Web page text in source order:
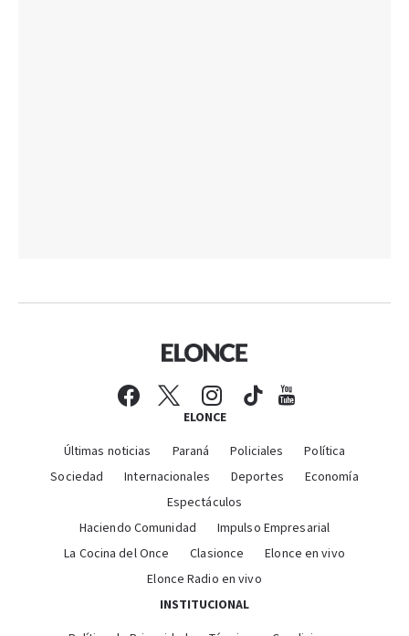
ELONCE
Últimas noticias Paraná Policiales
Política
Sociedad
Internacionales Deportes
Economía
Espectáculos
Haciendo Comunidad
Impulso Empresarial
La Cocina del Once
Clasionce
Elonce en vivo
Elonce Radio en vivo
INSTITUCIONAL